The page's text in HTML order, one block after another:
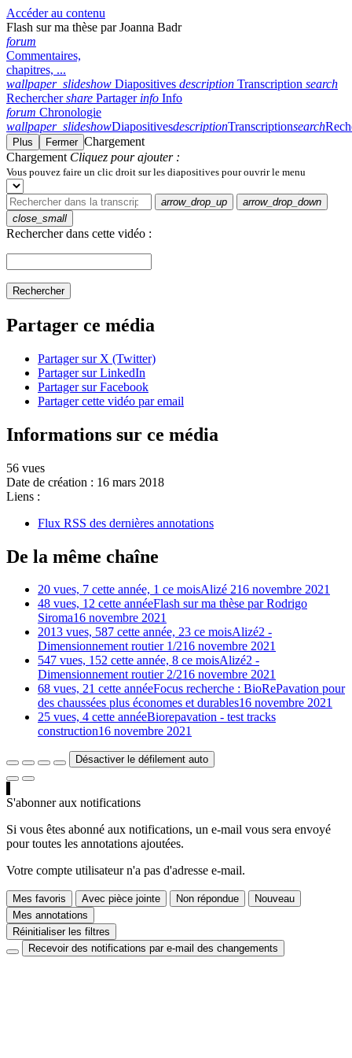
Accéder au contenu
Flash sur ma thèse par Joanna Badr
forum
Commentaires,
chapitres, ...
wallpaper_slideshow Diapositives description Transcription search
Rechercher share Partager info Info
forum Chronologie
wallpaper_slideshowDiapositivesdescriptionTranscriptionsearch
Plus Fermer Chargement
Chargement Cliquez pour ajouter :
Vous pouvez faire un clic droit sur les diapositives pour ouvrir le menu
arrow_drop_up
arrow_drop_down
close_small
Rechercher dans cette vidéo :
Rechercher
Partager ce média
Partager sur X (Twitter)
Partager sur LinkedIn
Partager sur Facebook
Partager cette vidéo par email
Informations sur ce média
56 vues
Date de création : 16 mars 2018
Liens :
Flux RSS des dernières annotations
De la même chaîne
20 vues, 7 cette année, 1 ce moisAlizé 216 novembre 2021
48 vues, 12 cette annéeFlash sur ma thèse par Rodrigo
Siroma16 novembre 2021
2013 vues, 587 cette année, 23 ce moisAlizé2 -
Dimensionnement routier 1/216 novembre 2021
547 vues, 152 cette année, 8 ce moisAlizé2 -
Dimensionnement routier 2/216 novembre 2021
68 vues, 21 cette annéeFocus recherche : BioRePavation pour
des chaussées plus économes et durables16 novembre 2021
25 vues, 4 cette annéeBiorepavation - test tracks
construction16 novembre 2021
Désactiver le défilement auto
S'abonner aux notifications
Si vous êtes abonné aux notifications, un e-mail vous sera envoyé
pour toutes les annotations ajoutées.
Votre compte utilisateur n'a pas d'adresse e-mail.
Mes favoris Avec pièce jointe Non répondue
Nouveau
Mes annotations
Réinitialiser les filtres
Recevoir des notifications par e-mail des changements